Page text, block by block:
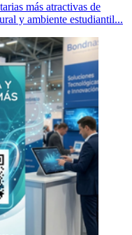
más atractivas de
y ambiente estudiantil...